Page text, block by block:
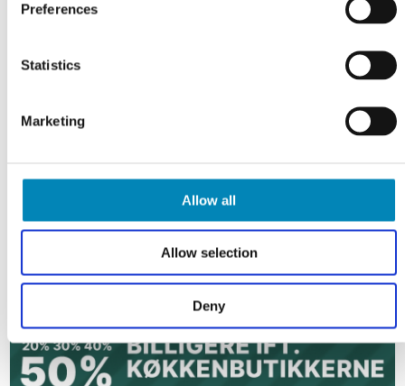
Preferences
Statistics
Marketing
Allow all
Allow selection
Deny
Yellow 1505-
Y
S 8000-N
8000-N
m/struktur
m/struktur
Løvgrøn
S8011
Midnatsblå
S8501 Sort
m/struktur